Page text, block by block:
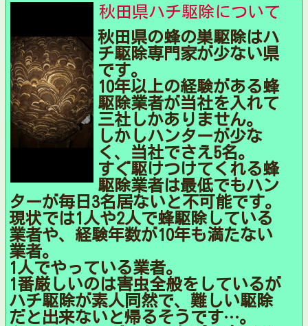
秋田県ハチ駆除について
秋田県の蜂の巣駆除はハ
チ駆除専門家が少ない県
です。
10年以上の経験がある蜂
駆除業者が当社を入れて
三社しかありません。
しかしハンターが少な
く、当社でさえ5名。
すぐ駆けつけてくれる蜂
駆除業者は最低でもハン
ターが毎日3名居ないと不可能です。
現状では1人や2人で蜂駆除している
業者や、経験年数が10年も満たない
業者。
1人でやっている業者。
1番厳しいのは害虫全般をしているが
ハチ駆除が素人同然で、難しい駆除
だと出来ないと帰るそうです…。